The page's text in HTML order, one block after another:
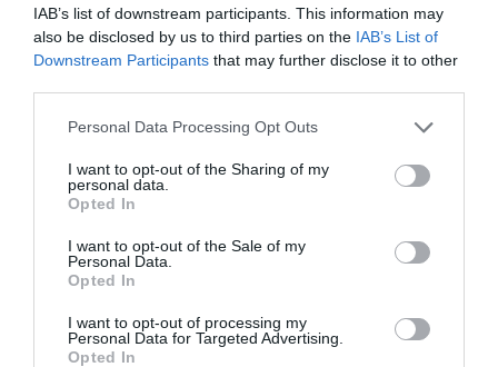
IAB’s list of downstream participants. This information may
also be disclosed by us to third parties on the IAB’s List of
Downstream Participants that may further disclose it to other
Please note that this website/app uses one or more Google
not limited to your visit or usage behaviour. You may click to
grant or deny consent to Google and its third-party tags to
use your data for below specified purposes in below Google
consent section.
Personal Data Processing Opt Outs
I want to opt-out of the Sharing of my
personal data.
Opted In
I want to opt-out of the Sale of my
Personal Data.
Opted In
I want to opt-out of processing my
Personal Data for Targeted Advertising.
Opted In
5 Hidden Signs You Have Worms Inside Your
Body
459 116 320